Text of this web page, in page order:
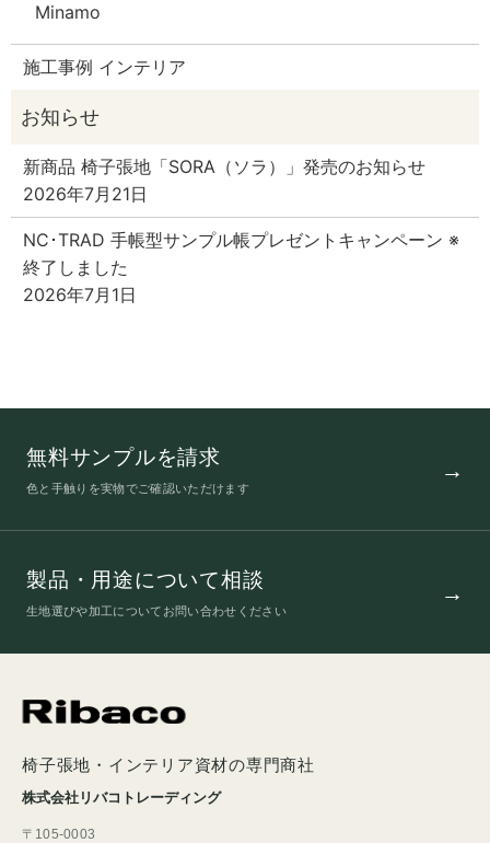
Minamo
施工事例 インテリア
新商品 椅子張地「SORA（ソラ）」発売のお知らせ
2026年7月21日
NC･TRAD 手帳型サンプル帳プレゼントキャンペーン ※
終了しました
2026年7月1日
無料サンプルを請求
色と手触りを実物でご確認いただけます
製品・用途について相談
生地選びや加工についてお問い合わせください
椅子張地・インテリア資材の専門商社
株式会社リバコトレーディング
〒105-0003